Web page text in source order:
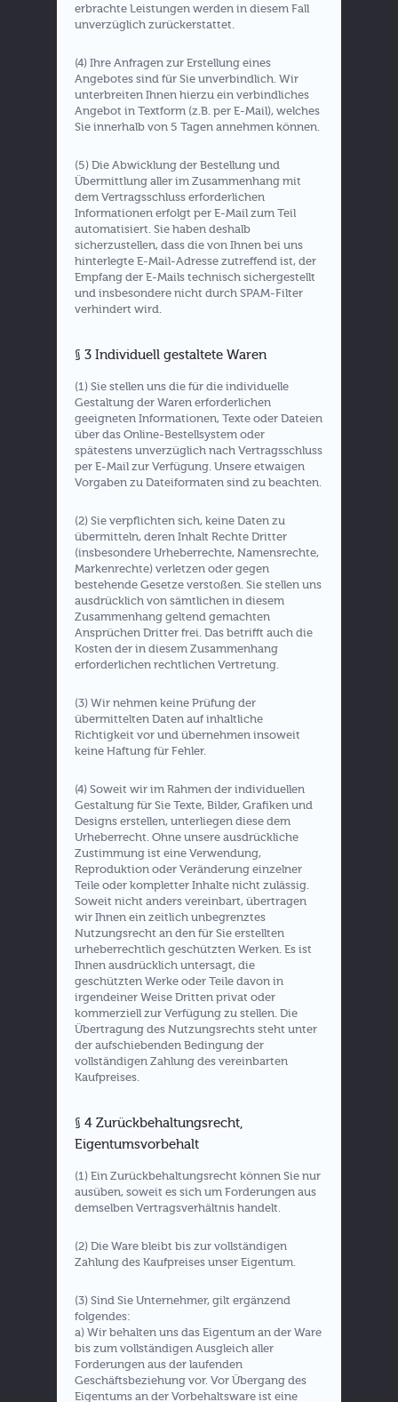
erbrachte Leistungen werden in diesem Fall
unverzüglich zurückerstattet.
(4) Ihre Anfragen zur Erstellung eines
Angebotes sind für Sie unverbindlich. Wir
unterbreiten Ihnen hierzu ein verbindliches
Angebot in Textform (z.B. per E-Mail), welches
Sie innerhalb von 5 Tagen annehmen können.
(5) Die Abwicklung der Bestellung und
Übermittlung aller im Zusammenhang mit
dem Vertragsschluss erforderlichen
Informationen erfolgt per E-Mail zum Teil
automatisiert. Sie haben deshalb
sicherzustellen, dass die von Ihnen bei uns
hinterlegte E-Mail-Adresse zutreffend ist, der
Empfang der E-Mails technisch sichergestellt
und insbesondere nicht durch SPAM-Filter
verhindert wird.
§ 3 Individuell gestaltete Waren
(1) Sie stellen uns die für die individuelle
Gestaltung der Waren erforderlichen
geeigneten Informationen, Texte oder Dateien
über das Online-Bestellsystem oder
spätestens unverzüglich nach Vertragsschluss
per E-Mail zur Verfügung. Unsere etwaigen
Vorgaben zu Dateiformaten sind zu beachten.
(2) Sie verpflichten sich, keine Daten zu
übermitteln, deren Inhalt Rechte Dritter
(insbesondere Urheberrechte, Namensrechte,
Markenrechte) verletzen oder gegen
bestehende Gesetze verstoßen. Sie stellen uns
ausdrücklich von sämtlichen in diesem
Zusammenhang geltend gemachten
Ansprüchen Dritter frei. Das betrifft auch die
Kosten der in diesem Zusammenhang
erforderlichen rechtlichen Vertretung.
(3) Wir nehmen keine Prüfung der
übermittelten Daten auf inhaltliche
Richtigkeit vor und übernehmen insoweit
keine Haftung für Fehler.
(4) Soweit wir im Rahmen der individuellen
Gestaltung für Sie Texte, Bilder, Grafiken und
Designs erstellen, unterliegen diese dem
Urheberrecht. Ohne unsere ausdrückliche
Zustimmung ist eine Verwendung,
Reproduktion oder Veränderung einzelner
Teile oder kompletter Inhalte nicht zulässig.
Soweit nicht anders vereinbart, übertragen
wir Ihnen ein zeitlich unbegrenztes
Nutzungsrecht an den für Sie erstellten
urheberrechtlich geschützten Werken. Es ist
Ihnen ausdrücklich untersagt, die
geschützten Werke oder Teile davon in
irgendeiner Weise Dritten privat oder
kommerziell zur Verfügung zu stellen. Die
Übertragung des Nutzungsrechts steht unter
der aufschiebenden Bedingung der
vollständigen Zahlung des vereinbarten
Kaufpreises.
§ 4 Zurückbehaltungsrecht,
Eigentumsvorbehalt
(1) Ein Zurückbehaltungsrecht können Sie nur
ausüben, soweit es sich um Forderungen aus
demselben Vertragsverhältnis handelt.
(2) Die Ware bleibt bis zur vollständigen
Zahlung des Kaufpreises unser Eigentum.
(3) Sind Sie Unternehmer, gilt ergänzend
folgendes:
a) Wir behalten uns das Eigentum an der Ware
bis zum vollständigen Ausgleich aller
Forderungen aus der laufenden
Geschäftsbeziehung vor. Vor Übergang des
Eigentums an der Vorbehaltsware ist eine